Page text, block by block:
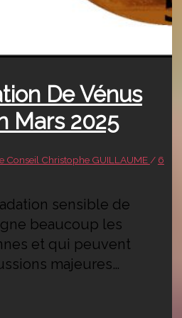
De Vénus
Mars 2025
Conseil Christophe GUILLAUME / 6
sensible de
beaucoup les
et qui peuvent
majeures…